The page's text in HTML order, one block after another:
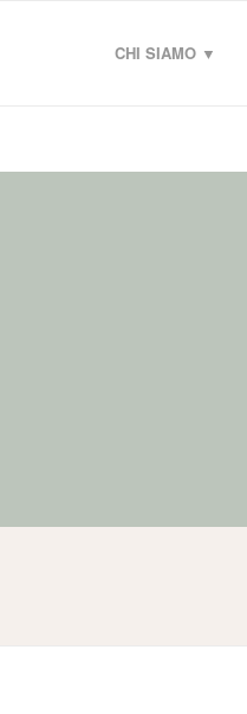
CHI SIAMO ▼